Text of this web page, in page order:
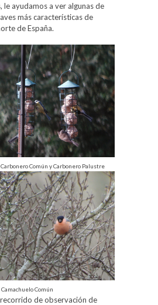
le ayudamos a ver algunas de
más características de
de España.
Común y Carbonero Palustre
Camachuelo Común
de observación de